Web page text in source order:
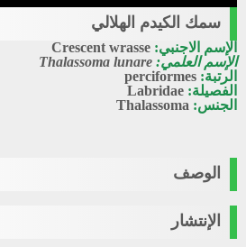
سمك الكيدم الهلالي
الإسم الاجنبي: Crescent wrasse
الإسم العلمي: Thalassoma lunare
الرتبة: perciformes
الفصيلة: Labridae
الجنس: Thalassoma
الوصف
الإنتشار